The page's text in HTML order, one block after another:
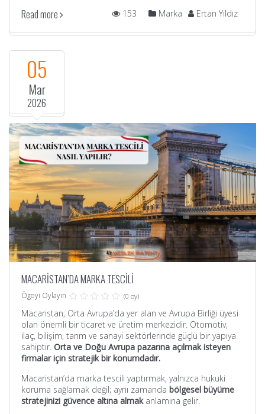
Read more Ertan Yıldız
Marka
153
05
Mar
2026
MACARİSTAN’DA MARKA TESCİLİ
Ögeyi Oylayın (0 oy)
Macaristan, Orta Avrupa’da yer alan ve Avrupa Birliği üyesi
olan önemli bir ticaret ve üretim merkezidir. Otomotiv,
ilaç, bilişim, tarım ve sanayi sektörlerinde güçlü bir yapıya
sahiptir. Orta ve Doğu Avrupa pazarına açılmak isteyen
firmalar için stratejik bir konumdadır.
Macaristan’da marka tescili yaptırmak, yalnızca hukuki
koruma sağlamak değil; aynı zamanda bölgesel büyüme
stratejinizi güvence altına almakanlamına gelir.